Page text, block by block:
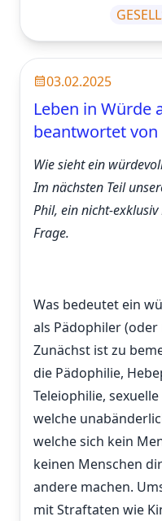
03.02.2025
Leben in Würde
beantwortet von
Wie sieht ein
Im nächsten Teil
Phil, ein nicht-
Frage.
Was bedeutet ein
als Pädophiler (oder
Zunächst ist zu
die Pädophilie,
Teleiophilie,
welche
welche sich kein
keinen Menschen
andere machen.
mit Straftaten wie